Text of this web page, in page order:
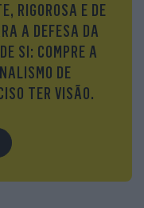
ele e pelo enteado
que a VISÃO teve
dessa polícia a
a retirar João do
a fazer-lhe
violenta
RIGOROSA E DE
A DEFESA DA
SI: COMPRE A
DE
TER VISÃO.